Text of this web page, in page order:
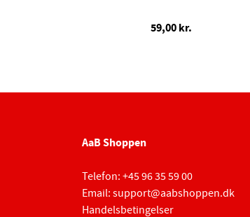
59,00 kr.
AaB Shoppen
Telefon: +45 96 35 59 00
Email: support@aabshoppen.dk
Handelsbetingelser